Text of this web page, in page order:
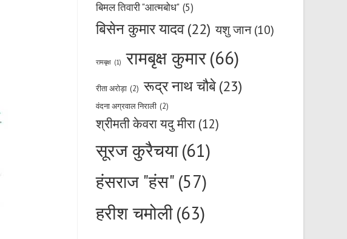
बिमल तिवारी "आत्मबोध" (5)
बिसेन कुमार यादव(22) यशु जान (10)
रामबृक्ष (1) रामबृक्ष कुमार(66)
रीता अरोड़ा (2) रूद्र नाथ चौबे(23)
वंदना अग्रवाल निराली (2)
श्रीमती केवरा यदु मीरा (12)
सूरज कुरैचया(61)
हंसराज "हंस" (57)
हरीश चमोली(63)